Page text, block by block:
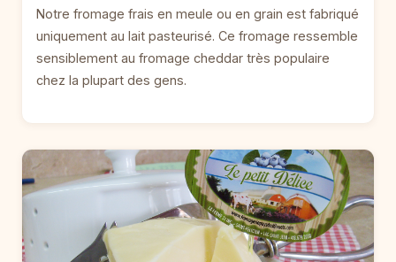
Notre fromage frais en meule ou en grain est fabriqué
uniquement au lait pasteurisé. Ce fromage ressemble
sensiblement au fromage cheddar très populaire
chez la plupart des gens.